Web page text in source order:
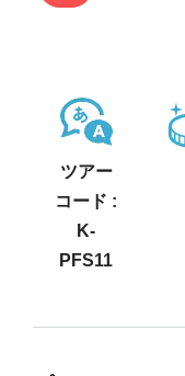
ツアー
コード :
K-
PFS11